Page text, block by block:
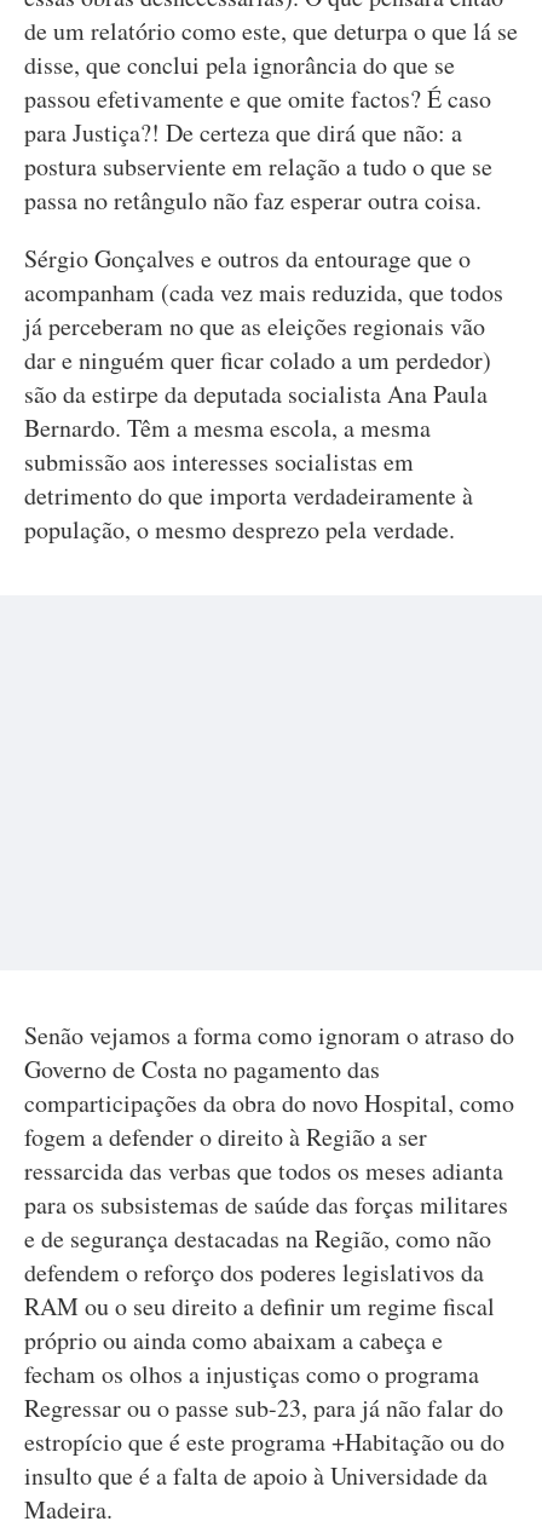
de um relatório como este, que deturpa o que lá se
disse, que conclui pela ignorância do que se
passou efetivamente e que omite factos? É caso
para Justiça?! De certeza que dirá que não: a
postura subserviente em relação a tudo o que se
passa no retângulo não faz esperar outra coisa.
Sérgio Gonçalves e outros da entourage que o
acompanham (cada vez mais reduzida, que todos
já perceberam no que as eleições regionais vão
dar e ninguém quer ficar colado a um perdedor)
são da estirpe da deputada socialista Ana Paula
Bernardo. Têm a mesma escola, a mesma
submissão aos interesses socialistas em
detrimento do que importa verdadeiramente à
população, o mesmo desprezo pela verdade.
Senão vejamos a forma como ignoram o atraso do
Governo de Costa no pagamento das
comparticipações da obra do novo Hospital, como
fogem a defender o direito à Região a ser
ressarcida das verbas que todos os meses adianta
para os subsistemas de saúde das forças militares
e de segurança destacadas na Região, como não
defendem o reforço dos poderes legislativos da
RAM ou o seu direito a definir um regime fiscal
próprio ou ainda como abaixam a cabeça e
fecham os olhos a injustiças como o programa
Regressar ou o passe sub-23, para já não falar do
estropício que é este programa +Habitação ou do
insulto que é a falta de apoio à Universidade da
Madeira.